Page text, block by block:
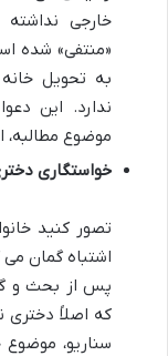
خارجی
«منتفی» شده
به تحویل
ندارد. این
موضوع مطالبه،
خواستگاری
تصور کنید
اشتباه گمان
پس از بحث و
که اصلاً دختری
سناریو،